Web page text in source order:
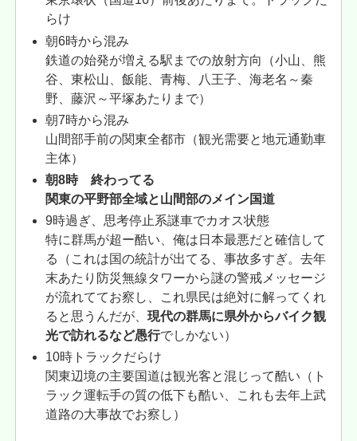
らけ
朝6時から混み
鉄道の始発が増える駅までの放射方向（小山、熊
谷、東松山、飯能、青梅、八王子、海老名～秦
野、藤沢～平塚あたりまで）
朝7時から混み
山間部手前の関東全都市（観光需要と地元通勤車
主体）
朝8時 終わってる
関東の平野部全域と山間部のメイン国道
9時過ぎ、思考停止系謎車でカオス状態
特に群馬が超ー酷い、俺は日本最悪だと確信して
る（これは国の統計が出てる、事故多すぎ。去年
末あたり防災無線タワーから謎の警戒メッセージ
が流れててお察し、これ県民は絶対に解ってくれ
ると思うんだが、現代の群馬に県外からバイク観
光で訪れるなど愚行でしかない）
10時トラックだらけ
関東辺境の主要国道は観光客と混じって酷い（ト
ラック運転手の質の低下も酷い、これも去年上武
道路の大事故でお察し）